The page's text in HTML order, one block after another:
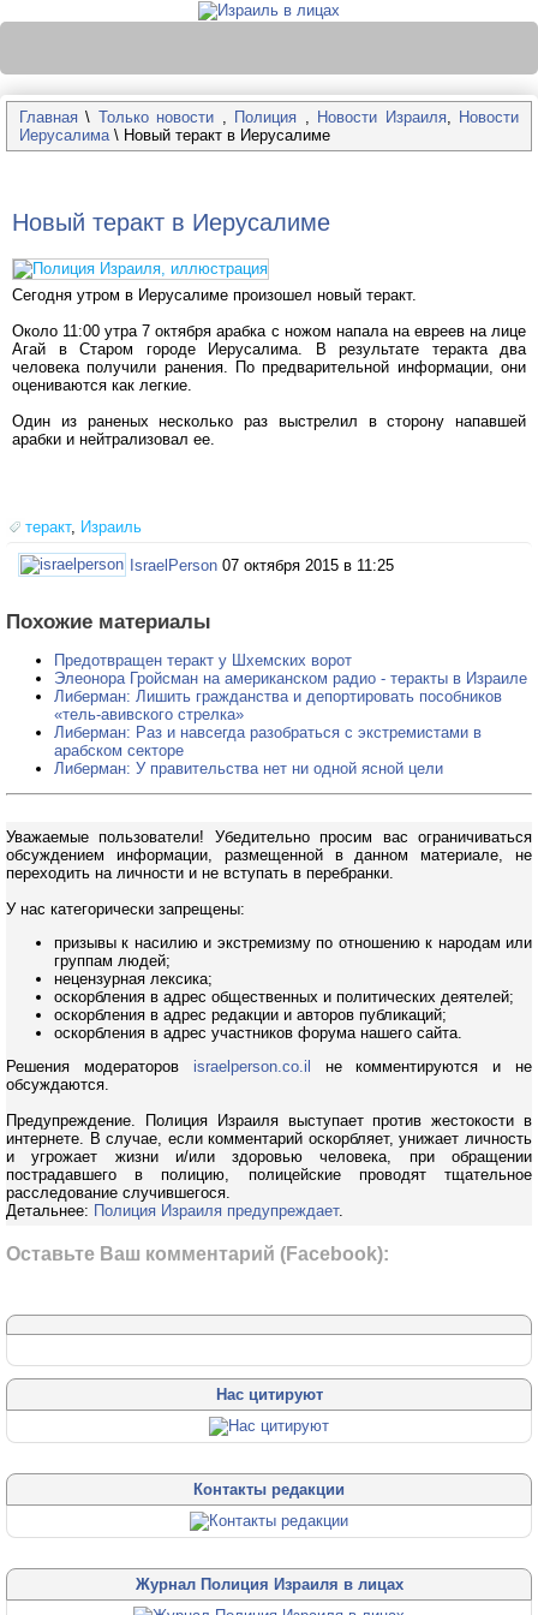
Главная \ Только новости , Полиция , Новости Израиля, Новости
Иерусалима\ Новый теракт в Иерусалиме
Новый теракт в Иерусалиме
Сегодня утром в Иерусалиме произошел новый теракт.
Около 11:00 утра 7 октября арабка с ножом напала на евреев на лице
Агай в Старом городе Иерусалима. В результате теракта два
человека получили ранения. По предварительной информации, они
оцениваются как легкие.
Один из раненых несколько раз выстрелил в сторону напавшей
арабки и нейтрализовал ее.
теракт, Израиль
IsraelPerson 07 октября 2015 в 11:25
Похожие материалы
Предотвращен теракт у Шхемских ворот
Элеонора Гройсман на американском радио - теракты в Израиле
Либерман: Лишить гражданства и депортировать пособников
«тель-авивского стрелка»
Либерман: Раз и навсегда разобраться с экстремистами в
арабском секторе
Либерман: У правительства нет ни одной ясной цели
Уважаемые пользователи! Убедительно просим вас ограничиваться
обсуждением информации, размещенной в данном материале, не
переходить на личности и не вступать в перебранки.
У нас категорически запрещены:
призывы к насилию и экстремизму по отношению к народам или
группам людей;
нецензурная лексика;
оскорбления в адрес общественных и политических деятелей;
оскорбления в адрес редакции и авторов публикаций;
оскорбления в адрес участников форума нашего сайта.
Решения модераторов israelperson.co.il не комментируются и не
обсуждаются.
Предупреждение. Полиция Израиля выступает против жестокости в
интернете. В случае, если комментарий оскорбляет, унижает личность
и угрожает жизни и/или здоровью человека, при обращении
пострадавшего в полицию, полицейские проводят тщательное
расследование случившегося.
Детальнее: Полиция Израиля предупреждает.
Оставьте Ваш комментарий (Facebook):
Нас цитируют
Контакты редакции
Журнал Полиция Израиля в лицах